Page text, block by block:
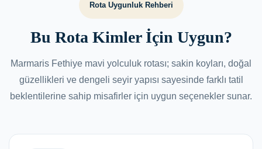
Rota Uygunluk Rehberi
Bu Rota Kimler İçin Uygun?
Marmaris Fethiye mavi yolculuk rotası; sakin koyları, doğal
güzellikleri ve dengeli seyir yapısı sayesinde farklı tatil
beklentilerine sahip misafirler için uygun seçenekler sunar.